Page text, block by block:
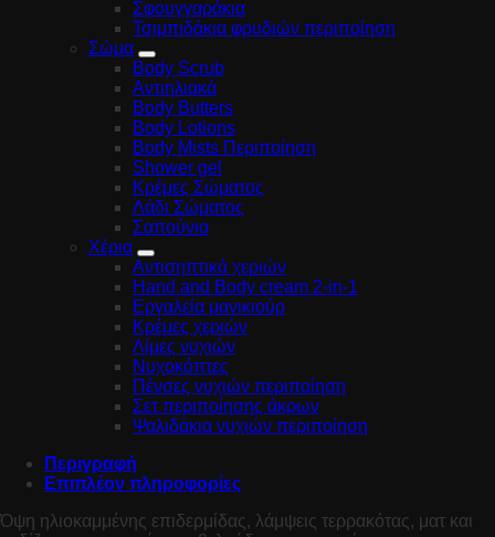
Σφουγγαράκια
Τσιμπιδάκια φρυδιών περιποίηση
Σώμα
Body Scrub
Αντιηλιακά
Body Butters
Body Lotions
Body Mists Περιποίηση
Shower gel
Κρέμες Σώματος
Λάδι Σώματος
Σαπούνια
Χέρια
Αντισηπτικά χεριών
Hand and Body cream 2-in-1
Εργαλεία μανικιούρ
Κρέμες χεριών
Λίμες νυχιών
Νυχοκόπτες
Πένσες νυχιών περιποίηση
Σετ περιποίησης άκρων
Ψαλιδάκια νυχιών περιποίηση
Περιγραφή
Επιπλέον πληροφορίες
Όψη ηλιοκαμμένης επιδερμίδας, λάμψεις τερρακότας, ματ και